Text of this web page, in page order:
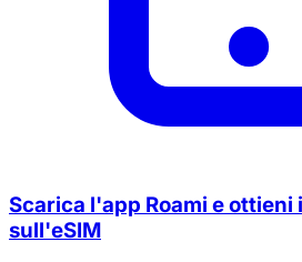
Scarica l'app Roami e
sull'eSIM